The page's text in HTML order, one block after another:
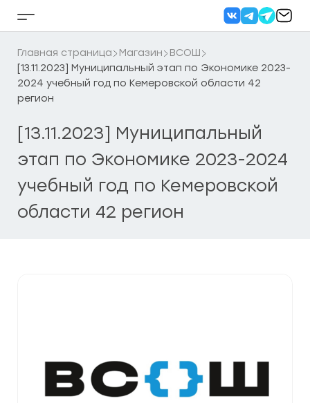
Кнопка
бокового
меню
Главная страница Магазин
ВСОШ
[13.11.2023] Муниципальный этап по Экономике 2023-
2024 учебный год по Кемеровской области 42
регион
[13.11.2023] Муниципальный
этап по Экономике 2023-2024
учебный год по Кемеровской
области 42 регион